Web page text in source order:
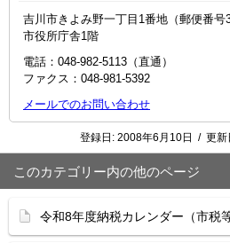
吉川市きよみ野一丁目1番地（郵便番号
市役所庁舎1階
電話：048‐982‐5113（直通）
ファクス：048‐981‐5392
メールでのお問い合わせ
登録日: 2008年6月10日 / 更新
このカテゴリー内の他のページ
令和8年度納税カレンダー（市税